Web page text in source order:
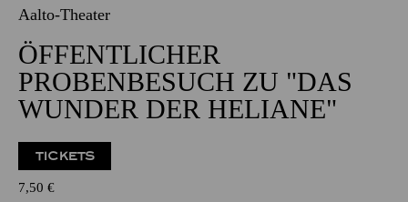
Aalto-Theater
ÖFFENTLICHER
PROBENBESUCH ZU "DAS
WUNDER DER HELIANE"
TICKETS
7,50 €